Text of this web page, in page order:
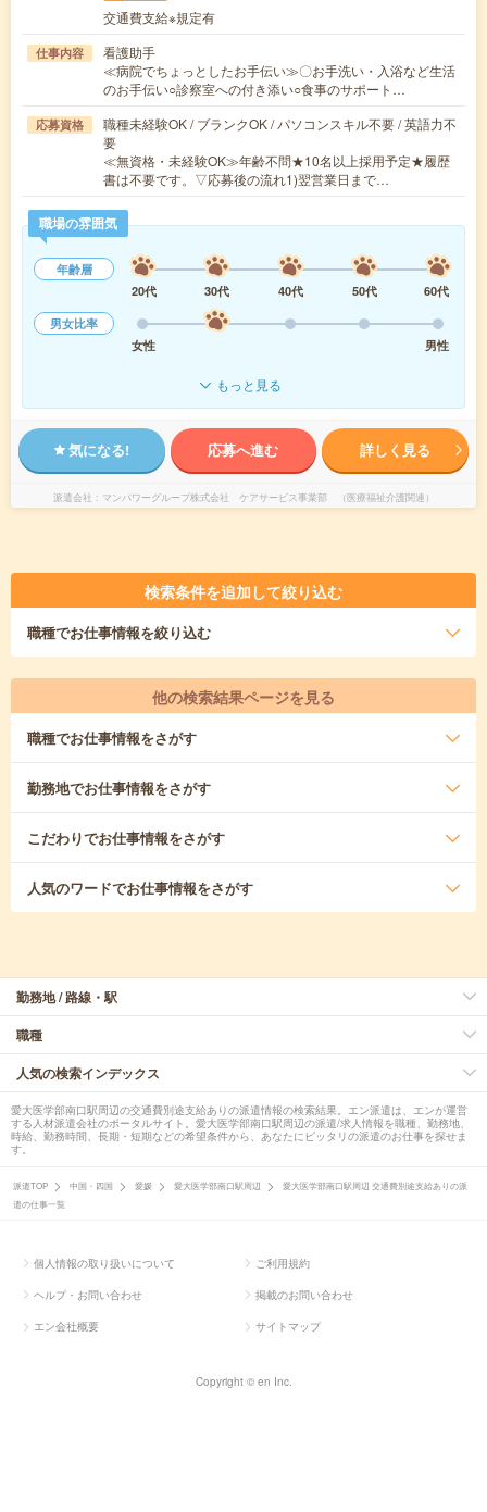
交通費支給※規定有
仕事内容
看護助手
≪病院でちょっとしたお手伝い≫〇お手洗い・入浴など生活
のお手伝い○診察室への付き添い○食事のサポート…
応募資格
職種未経験OK / ブランクOK / パソコンスキル不要 / 英語力不
要
≪無資格・未経験OK≫年齢不問★10名以上採用予定★履歴
書は不要です。▽応募後の流れ1)翌営業日まで…
職場の雰囲気
年齢層
20代
30代 40代 50代
60代
男女比率
女性
男性
もっと見る
気になる! 応募へ進む 詳しく見る
派遣会社 マンパワーグループ株式会社 ケアサービス事業部 （医療福祉介護関連）
検索条件を追加して絞り込む
職種でお仕事情報を絞り込む
他の検索結果ページを見る
職種でお仕事情報をさがす
勤務地でお仕事情報をさがす
こだわりでお仕事情報をさがす
人気のワードでお仕事情報をさがす
勤務地 / 路線・駅
職種
人気の検索インデックス
愛大医学部南口駅周辺の交通費別途支給ありの派遣情報の検索結果。エン派遣は、エンが運営
する人材派遣会社のポータルサイト。愛大医学部南口駅周辺の派遣/求人情報を職種、勤務地、
時給、勤務時間、長期・短期などの希望条件から、あなたにピッタリの派遣のお仕事を探せま
す。
派遣TOP 中国・四国 愛媛 愛大医学部南口駅周辺
愛大医学部南口駅周辺 交通費別途支給ありの派
遣の仕事一覧
個人情報の取り扱いについて ご利用規約
ヘルプ・お問い合わせ 掲載のお問い合わせ
エン会社概要 サイトマップ
Copyright © en Inc.